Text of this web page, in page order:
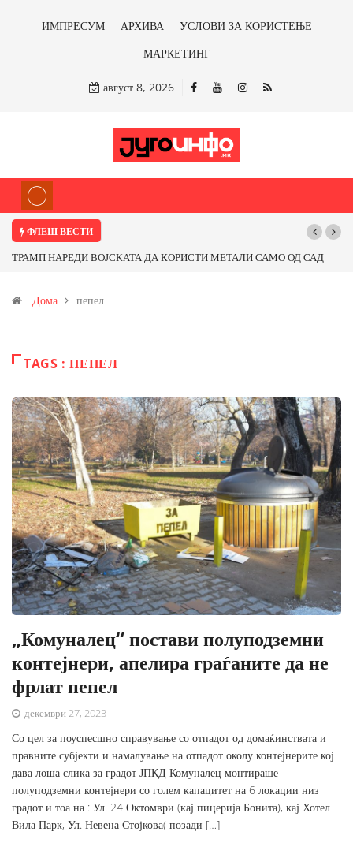
ИМПРЕСУМ АРХИВА
УСЛОВИ ЗА КОРИСТЕЊЕ
МАРКЕТИНГ
август 8, 2026
ФЛЕШ ВЕСТИ
ТРАМП НАРЕДИ ВОЈСКАТА ДА КОРИСТИ МЕТАЛИ САМО ОД САД
Иловица и со антимонот?
Дома пепел
TAGS : ПЕПЕЛ
„Комуналец“ постави полуподземни
контејнери, апелира граѓаните да не
фрлат пепел
декември 27, 2023
Со цел за поуспесшно справување со отпадот од домаќинствата и
правните субјекти и намалување на отпадот околу контејнерите кој
дава лоша слика за градот ЈПКД Комуналец монтираше
полуподземни контејнери со голем капацитет на 6 локации низ
градот и тоа на : Ул. 24 Октомври (кај пицерија Бонита), кај Хотел
Вила Парк, Ул. Невена Стојкова( позади […]